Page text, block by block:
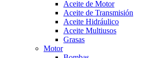
Aceite de Motor
Aceite de Transmisión
Aceite Hidráulico
Aceite Multiusos
Grasas
Motor